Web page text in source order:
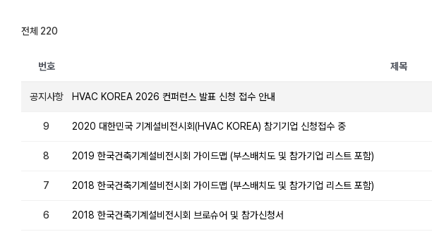
전체 220
번호 제목
공지사항 HVAC KOREA 2026 컨퍼런스 발표 신청 접수 안내
9 2020 대한민국 기계설비전시회(HVAC KOREA) 참기기업 신청접수 중
8 2019 한국건축기계설비전시회 가이드맵 (부스배치도 및 참가기업 리스트 포함)
7 2018 한국건축기계설비전시회 가이드맵 (부스배치도 및 참가기업 리스트 포함)
6 2018 한국건축기계설비전시회 브로슈어 및 참가신청서